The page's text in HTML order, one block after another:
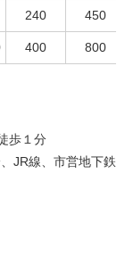
240 450
400 800
歩１分
JR線、市営地下鉄